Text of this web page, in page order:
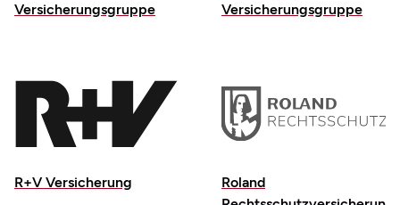
Versicherungsgruppe
Versicherungsgruppe
R+V Versicherung
Roland